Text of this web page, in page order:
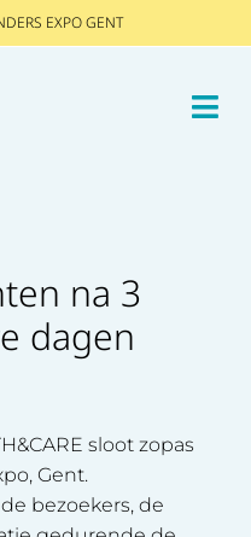
EXPO GENT
na 3
dagen
sloot zopas
Gent.
bezoekers, de